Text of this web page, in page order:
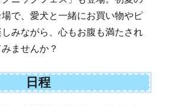
で、愛犬と一緒にお買い物やピ
みながら、心もお腹も満たされ
ませんか？
日程